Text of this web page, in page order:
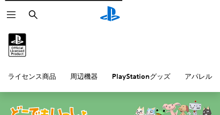
検
索
ライセンス商品 周辺機器 PlayStationグッズ アパレル